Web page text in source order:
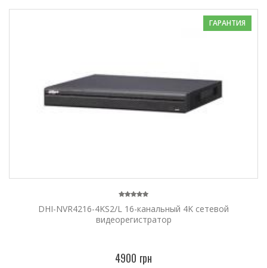
ГАРАНТИЯ
DHI-NVR4216-4KS2/L 16-канальный 4K сетевой
видеорегистратор
4900 грн